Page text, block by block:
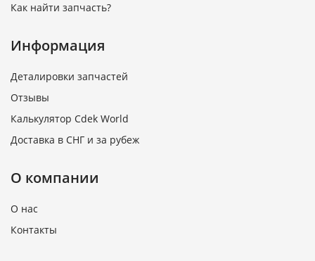
Как найти запчасть?
Информация
Деталировки запчастей
Отзывы
Калькулятор Cdek World
Доставка в СНГ и за рубеж
О компании
О нас
Контакты